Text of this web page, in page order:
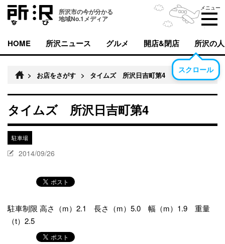
所沢市の今が分かる
地域No.1メディア
メニュー
HOME 所沢ニュース グルメ 開店&閉店 所沢の人
スクロール
> お店をさがす > タイムズ 所沢日吉町第4
タイムズ 所沢日吉町第4
駐車場
2014/09/26
駐車制限 高さ（m）2.1 長さ（m）5.0 幅（m）1.9 重量
（t）2.5